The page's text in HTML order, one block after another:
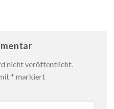
nicht veröffentlicht.
* markiert